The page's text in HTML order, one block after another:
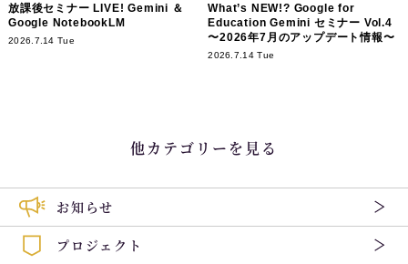
放課後セミナー LIVE! Gemini ＆
Google NotebookLM
2026.7.14 Tue
What’s NEW!? Google for
Education Gemini セミナー Vol.4
〜2026年7月のアップデート情報〜
2026.7.14 Tue
他カテゴリーを見る
お知らせ
プロジェクト